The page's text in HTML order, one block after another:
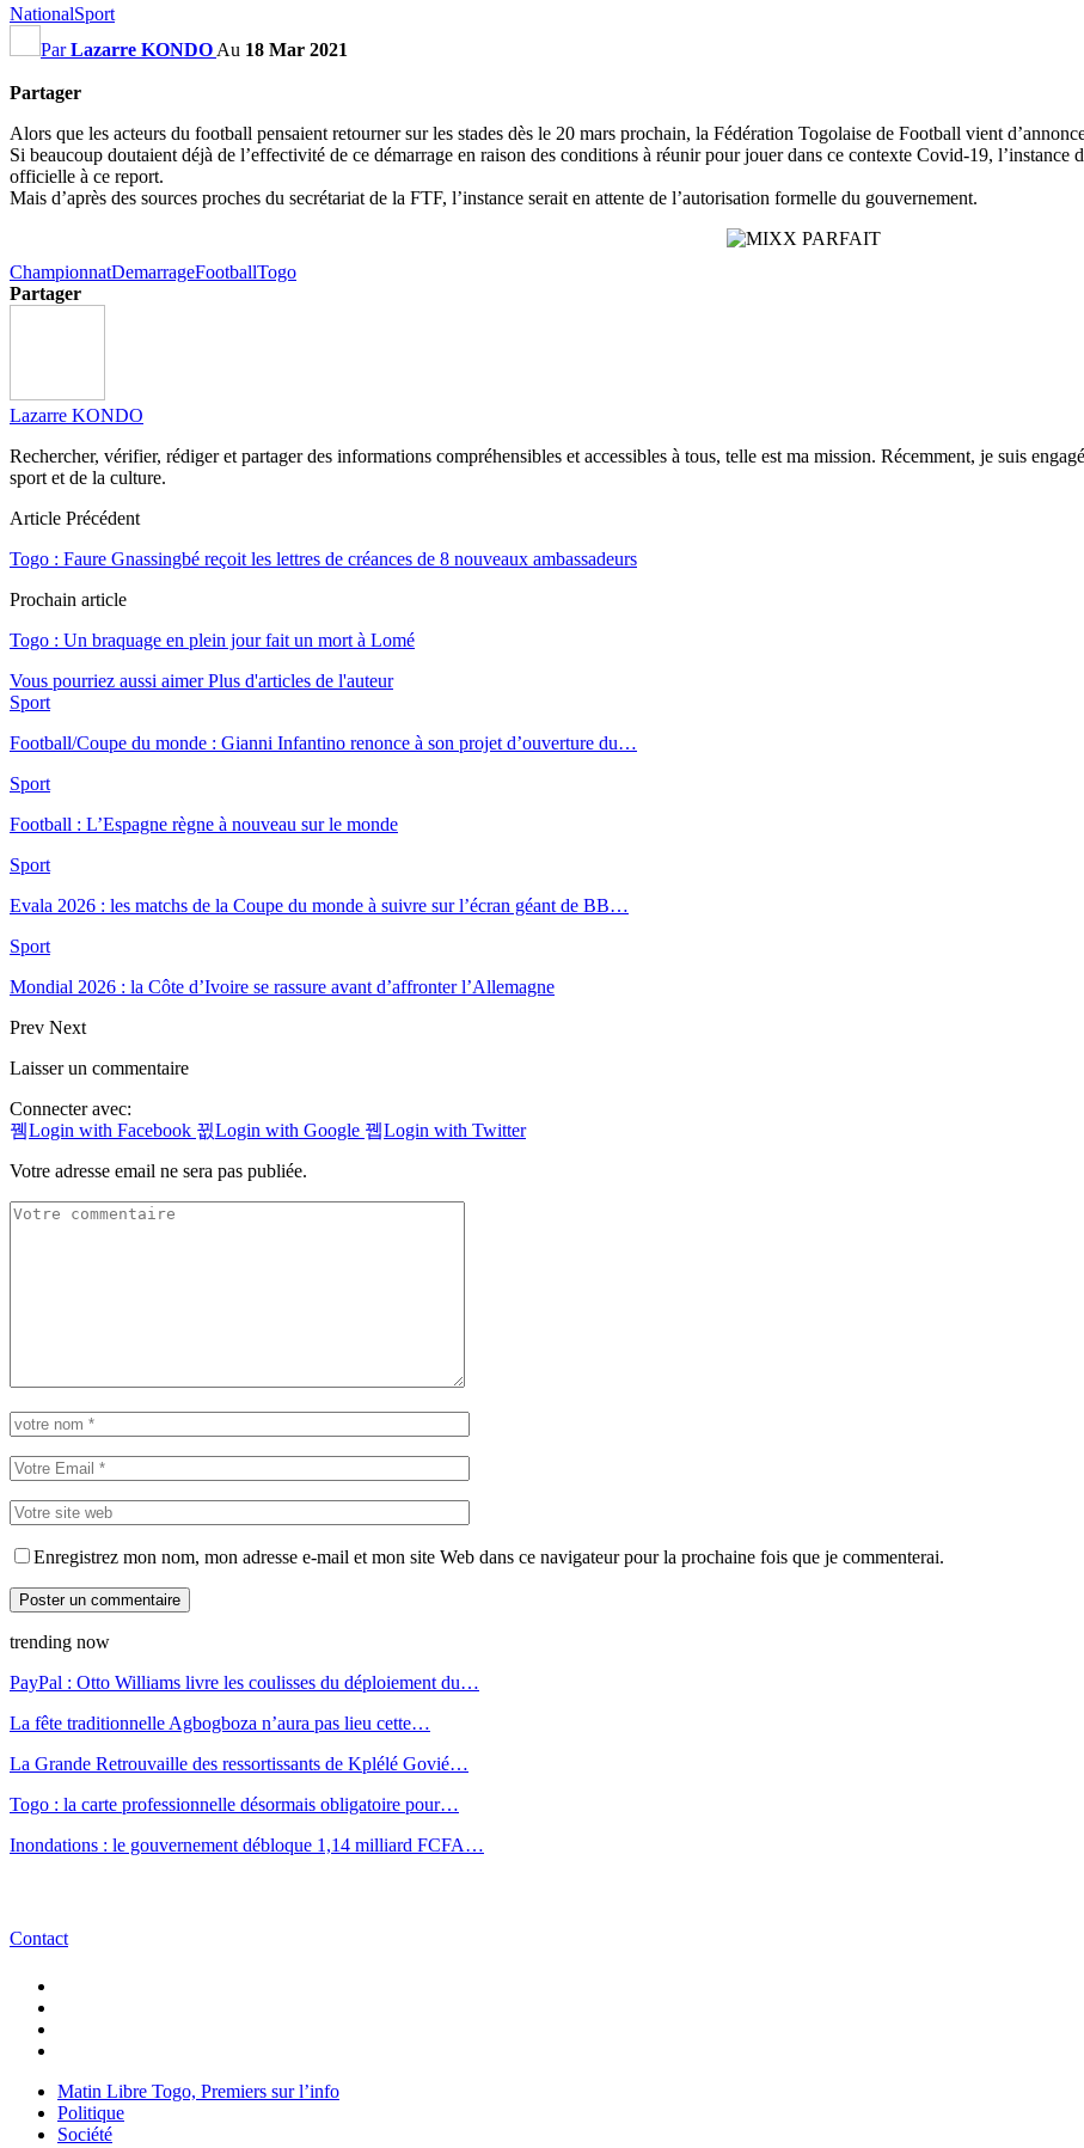
NationalSport
ParLazarre KONDO Au 18 Mar 2021
Partager
Alors que les acteurs du football pensaient retourner sur les stades dès le 20 mars prochain, la Fédération Togolaise de Football vient
Si beaucoup doutaient déjà de l’effectivité de ce démarrage en raison des conditions à réunir pour jouer dans ce contexte Covid-19, l’instance
officielle à ce report.
Mais d’après des sources proches du secrétariat de la FTF, l’instance serait en attente de l’autorisation formelle du gouvernement.
ChampionnatDemarrageFootballTogo
Partager
Lazarre KONDO
Rechercher, vérifier, rédiger et partager des informations compréhensibles et accessibles à tous, telle est ma mission. Récemment, je suis
sport et de la culture.
Article Précédent
Togo : Faure Gnassingbé reçoit les lettres de créances de 8 nouveaux ambassadeurs
Prochain article
Togo : Un braquage en plein jour fait un mort à Lomé
Vous pourriez aussi aimer Plus d'articles de l'auteur
Sport
Football/Coupe du monde : Gianni Infantino renonce à son projet d’ouverture du…
Sport
Football : L’Espagne règne à nouveau sur le monde
Sport
Evala 2026 : les matchs de la Coupe du monde à suivre sur l’écran géant de BB…
Sport
Mondial 2026 : la Côte d’Ivoire se rassure avant d’affronter l’Allemagne
Prev Next
Laisser un commentaire
Connecter avec:
Login with Facebook
Login with Google
Login with Twitter
Votre adresse email ne sera pas publiée.
Enregistrez mon nom, mon adresse e-mail et mon site Web dans ce navigateur pour la prochaine fois que je commenterai.
trending now
PayPal : Otto Williams livre les coulisses du déploiement du…
La fête traditionnelle Agbogboza n’aura pas lieu cette…
La Grande Retrouvaille des ressortissants de Kplélé Govié…
Togo : la carte professionnelle désormais obligatoire pour…
Inondations : le gouvernement débloque 1,14 milliard FCFA…
Contact
Matin Libre Togo, Premiers sur l’info
Politique
Société